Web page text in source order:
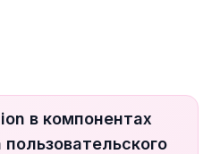
в компонентах